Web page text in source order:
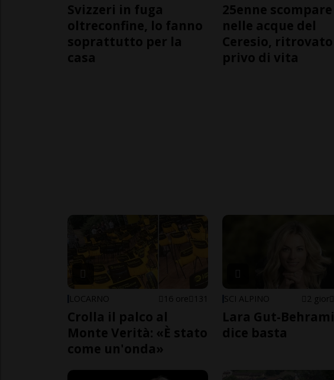
Svizzeri in fuga
oltreconfine, lo fanno
soprattutto per la
casa
25enne scompare
nelle acque del
Ceresio, ritrovato
privo di vita
LOCARNO 16 ore 131
Crolla il palco al
Monte Verità: «È stato
come un'onda»
SCI ALPINO 2 gior
Lara Gut-Behrami
dice basta